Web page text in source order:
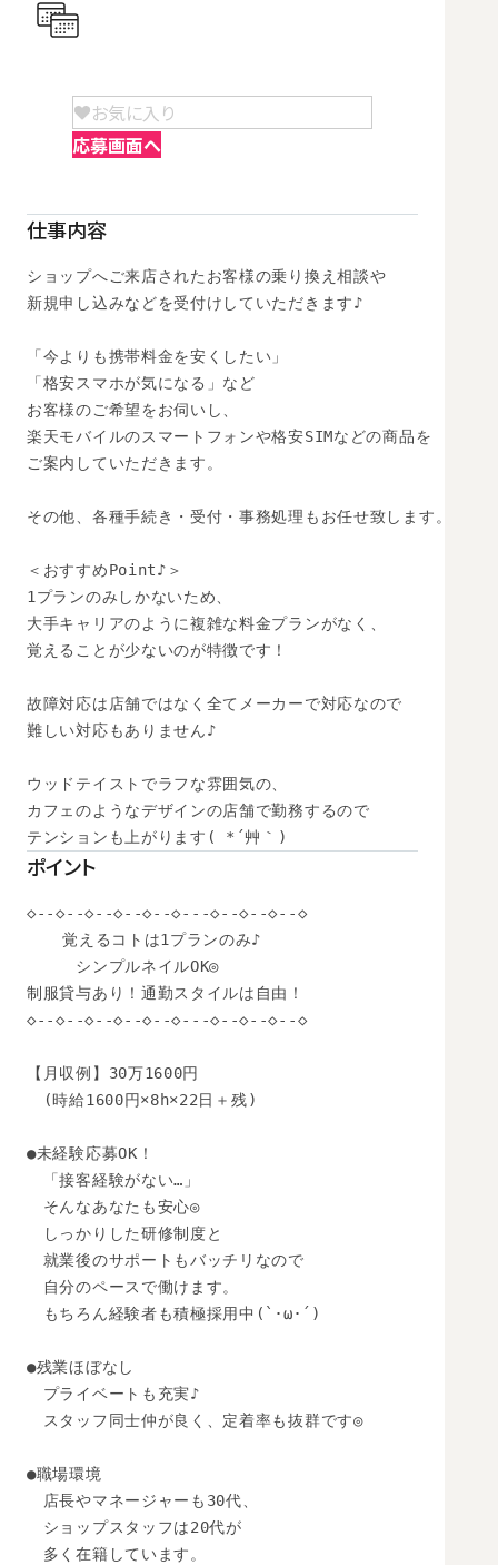
お気に入り
応募画面へ
仕事内容
ショップへご来店されたお客様の乗り換え相談や
新規申し込みなどを受付けしていただきます♪
「今よりも携帯料金を安くしたい」
「格安スマホが気になる」など
お客様のご希望をお伺いし、
楽天モバイルのスマートフォンや格安SIMなどの商品を
ご案内していただきます。
その他、各種手続き・受付・事務処理もお任せ致します。
＜おすすめPoint♪＞
1プランのみしかないため、
大手キャリアのように複雑な料金プランがなく、
覚えることが少ないのが特徴です！
故障対応は店舗ではなく全てメーカーで対応なので
難しい対応もありません♪
ウッドテイストでラフな雰囲気の、
カフェのようなデザインの店舗で勤務するので
テンションも上がります( *´艸｀)
ポイント
◇--◇--◇--◇--◇--◇---◇--◇--◇--◇
  　覚えるコトは1プランのみ♪
シンプルネイルOK◎
制服貸与あり！通勤スタイルは自由！
◇--◇--◇--◇--◇--◇---◇--◇--◇--◇
【月収例】30万1600円
(時給1600円×8h×22日＋残)
●未経験応募OK！
「接客経験がない…」
そんなあなたも安心◎
しっかりした研修制度と
就業後のサポートもバッチリなので
自分のペースで働けます。
もちろん経験者も積極採用中(`･ω･´)
●残業ほぼなし
プライベートも充実♪
スタッフ同士仲が良く、定着率も抜群です◎
●職場環境
店長やマネージャーも30代、
ショップスタッフは20代が
多く在籍しています。